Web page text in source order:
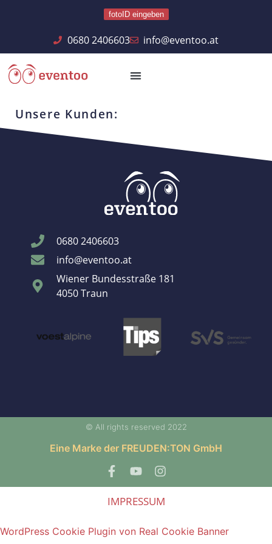
fotoID eingeben
0680 2406603 info@eventoo.at
Unsere Kunden:
0680 2406603
info@eventoo.at
Wiener Bundesstraße 181
4050 Traun
© All rights reserved 2022
Eine Marke der FREUDEN:TON GmbH
IMPRESSUM
WordPress Cookie Plugin von Real Cookie Banner